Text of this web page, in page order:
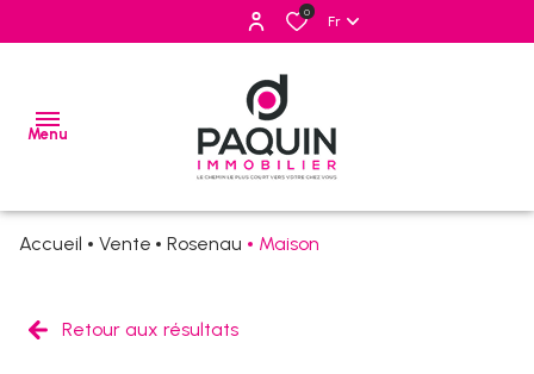
0
Fr
Menu
Accueil Vente Rosenau Maison
Retour aux résultats